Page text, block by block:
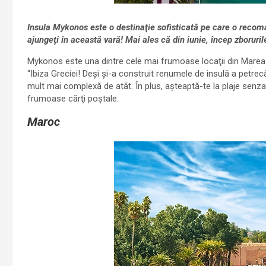
Insula Mykonos este o destinaţie sofisticată pe care o
ajungeţi în această vară! Mai ales că din iunie, încep
Mykonos este una dintre cele mai frumoase locaţii din
“Ibiza Greciei! Deşi şi-a construit renumele de insulă a
mult mai complexă de atât. În plus, aşteaptă-te la plaje
frumoase cărţi poştale.
Maroc